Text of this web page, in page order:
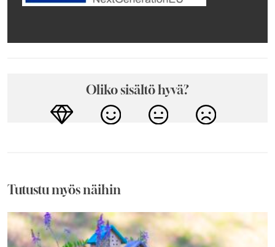
Oliko sisältö hyvä?
Tutustu myös näihin